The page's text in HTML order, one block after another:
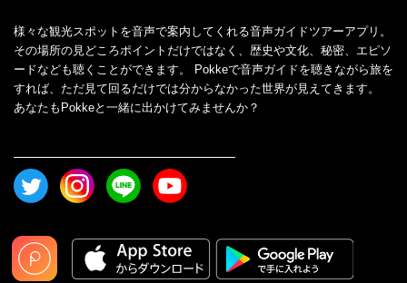
様々な観光スポットを音声で案内してくれる音声ガイドツアーアプリ。
その場所の見どころポイントだけではなく、歴史や文化、秘密、エピソ
ードなども聴くことができます。 Pokkeで音声ガイドを聴きながら旅を
すれば、ただ見て回るだけでは分からなかった世界が見えてきます。
あなたもPokkeと一緒に出かけてみませんか？